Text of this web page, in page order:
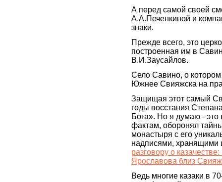
А перед самой своей
А.А.Печенкиной и
знаки.
Прежде всего, это
построенная им в
В.И.Заусайлов.
Село Савино, о котором
Южнее Свияжска на
Защищая этот самый
годы восстания
Бога». Но я думаю - это
фактам, оборонял
монастыря с его
надписями, хранящими
разговору о
Ярославова близ
Ведь многие казаки в